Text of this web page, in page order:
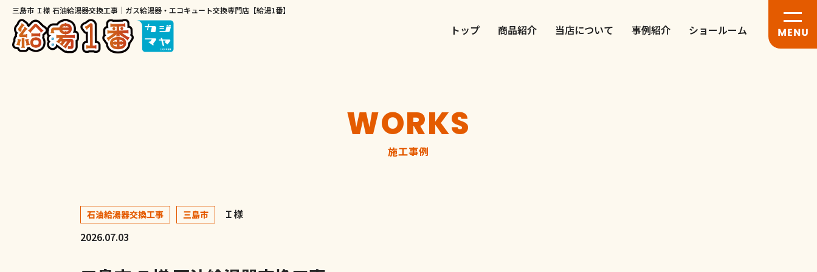
三島市 Ｉ様 石油給湯器交換工事｜ガス給湯器・エコキュート交換専門店【給湯1番】
トップ 商品紹介 当店について 事例紹介 ショールーム
WORKS
施工事例
石油給湯器交換工事 三島市
Ｉ様
2026.07.03